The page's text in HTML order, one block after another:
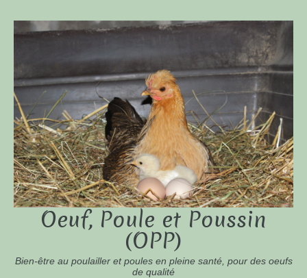
Oeuf, Poule et Poussin
(OPP)
Bien-être au poulailler et poules en pleine santé, pour des oeufs
de qualité